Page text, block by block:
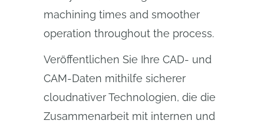
machining times and smoother
operation throughout the process.
Veröffentlichen Sie Ihre CAD- und
CAM-Daten mithilfe sicherer
cloudnativer Technologien, die die
Zusammenarbeit mit internen und